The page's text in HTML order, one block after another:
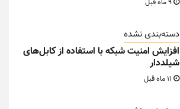
دسته‌بندی نشده
افزایش امنیت شبکه با استفاده از کابل‌های
شیلددار